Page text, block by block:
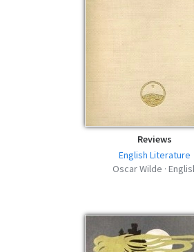
Vera: Or, The Nihilists -
Vera: Or, The Nihilists -
azw3 | 354.46 KB | 384
Reviews
English Literature
Oscar Wilde ·